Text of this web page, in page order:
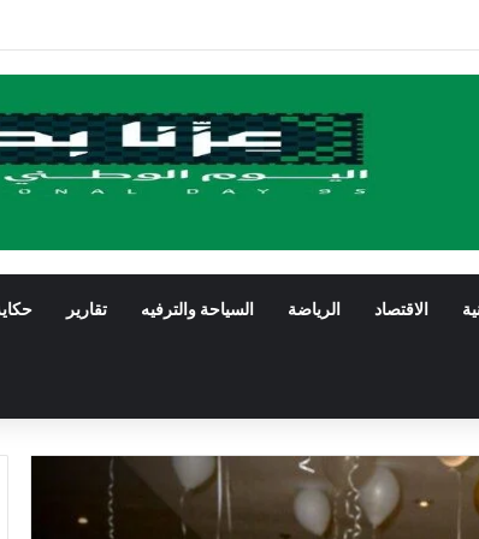
على الزواج وتدشّن منصتها الإلكترونية
الاقتصاد الرياضة السياحة والترفيه تقارير